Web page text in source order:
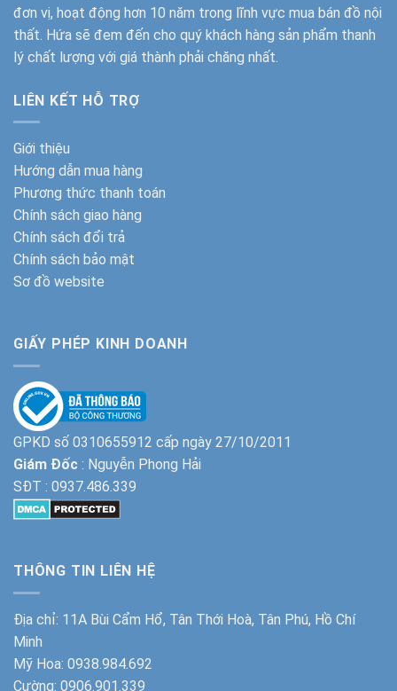
đơn vị, hoạt động hơn 10 năm trong lĩnh vực mua bán đồ nội
thất. Hứa sẽ đem đến cho quý khách hàng sản phẩm thanh
lý chất lượng với giá thành phải chăng nhất.
LIÊN KẾT HỖ TRỢ
Giới thiệu
Hướng dẫn mua hàng
Phương thức thanh toán
Chính sách giao hàng
Chính sách đổi trả
Chính sách bảo mật
Sơ đồ website
GIẤY PHÉP KINH DOANH
GPKD số 0310655912 cấp ngày 27/10/2011
Giám Đốc : Nguyễn Phong Hải
SĐT : 0937.486.339
THÔNG TIN LIÊN HỆ
Địa chỉ: 11A Bùi Cẩm Hổ, Tân Thới Hoà, Tân Phú, Hồ Chí
Minh
Mỹ Hoa: 0938.984.692
Cường: 0906.901.339